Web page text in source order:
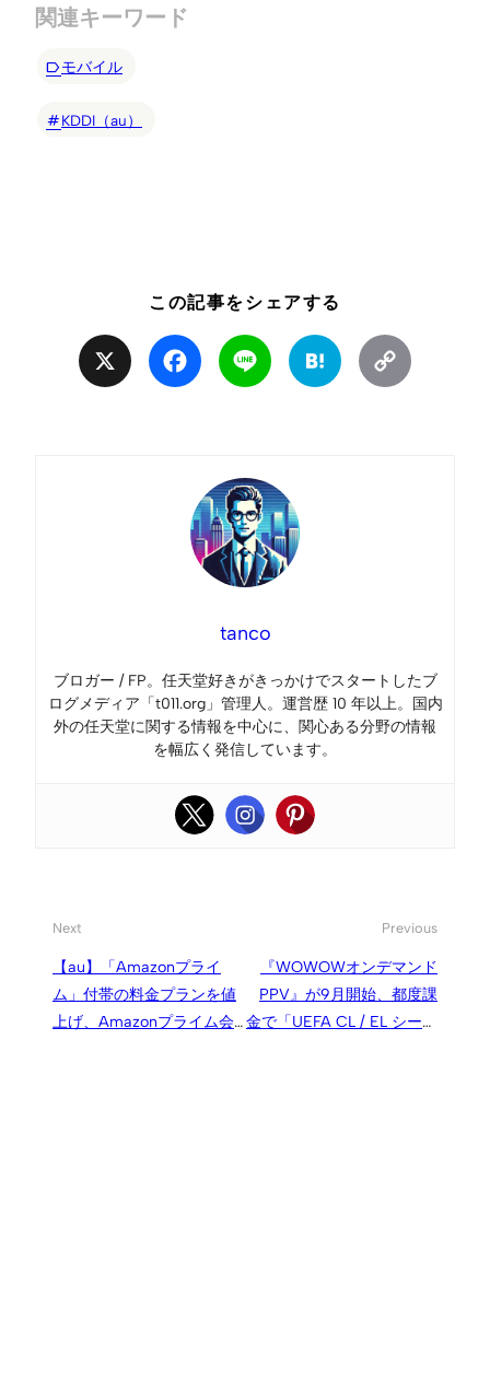
関連キーワード
モバイル
KDDI（au）
この記事をシェアする
Facebook Line Hatena
tanco
ブロガー / FP。任天堂好きがきっかけでスタートしたブ
ログメディア「t011.org」管理人。運営歴 10 年以上。国内
外の任天堂に関する情報を中心に、関心ある分野の情報
を幅広く発信しています。
Next
【au】「Amazonプライ
ム」付帯の料金プランを値
上げ、Amazonプライム会
Previous
『WOWOWオンデマンド
PPV』が9月開始、都度課
金で「UEFA CL / EL シーズ